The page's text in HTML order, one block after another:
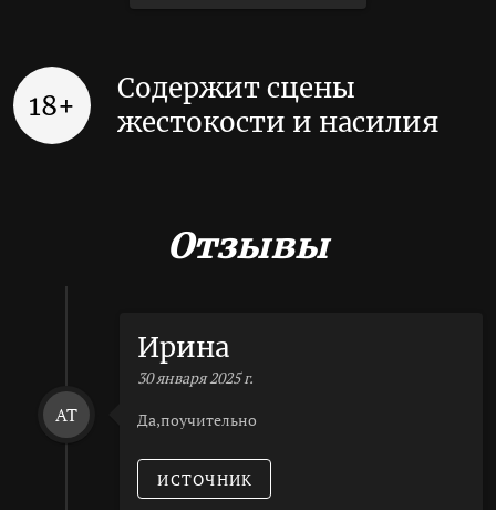
18+
Содержит сцены
жестокости и насилия
Отзывы
Ирина
30 января 2025 г.
Да,поучительно
ИСТОЧНИК
AT